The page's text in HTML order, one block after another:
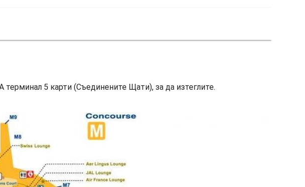
терминал 5 карти (Съединените Щати), за да изтеглите.